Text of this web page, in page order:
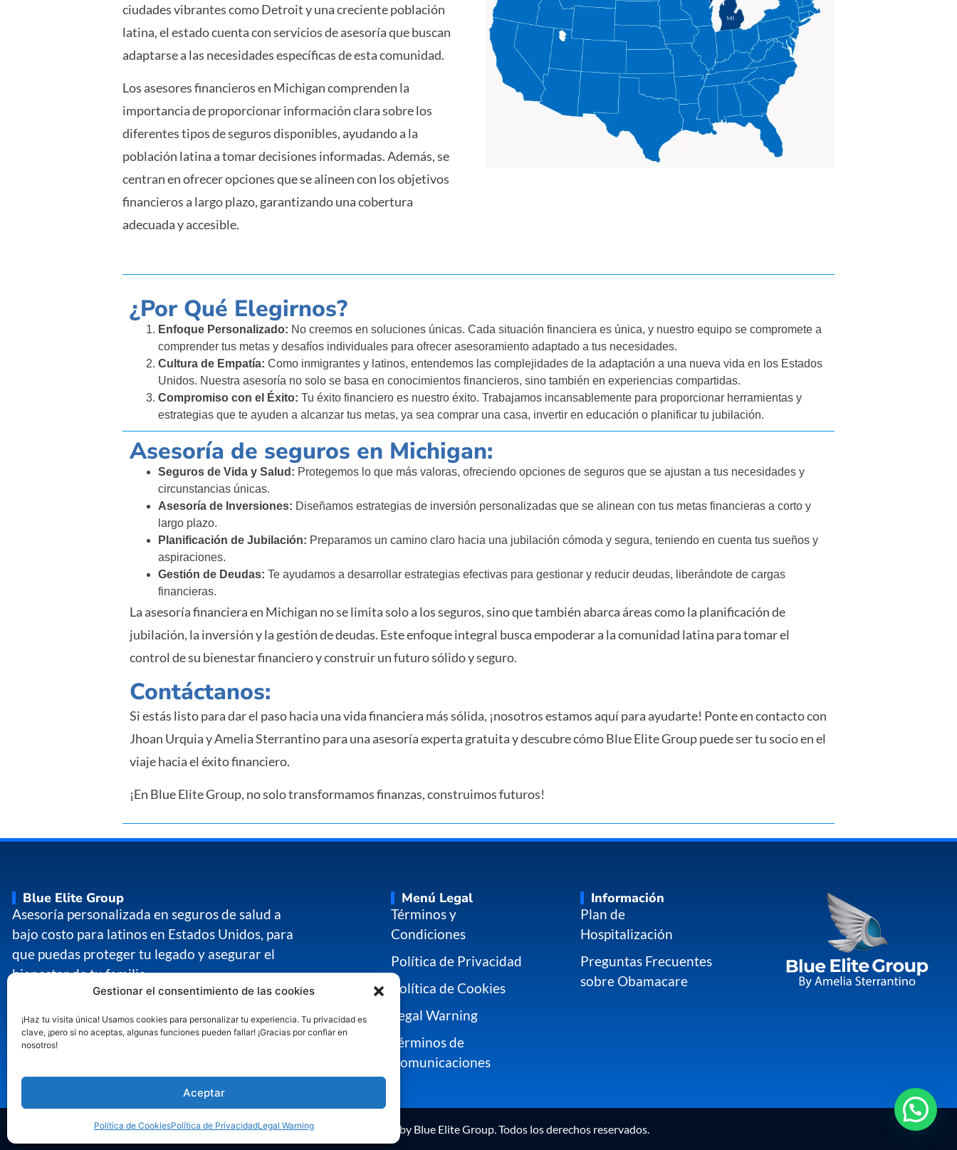
Gestionar el consentimiento de las cookies
¡Haz tu visita única! Usamos cookies para personalizar tu experiencia. Tu privacidad es
clave, ¡pero si no aceptas, algunas funciones pueden fallar! ¡Gracias por confiar en
nosotros!
Aceptar
Política de CookiesPolítica de PrivacidadLegal Warning
ciudades vibrantes como Detroit y una creciente población
latina, el estado cuenta con servicios de asesoría que buscan
adaptarse a las necesidades específicas de esta comunidad.
Los asesores financieros en Michigan comprenden la
importancia de proporcionar información clara sobre los
diferentes tipos de seguros disponibles, ayudando a la
población latina a tomar decisiones informadas. Además, se
centran en ofrecer opciones que se alineen con los objetivos
financieros a largo plazo, garantizando una cobertura
adecuada y accesible.
¿Por Qué Elegirnos?
Enfoque Personalizado: No creemos en soluciones únicas. Cada situación financiera es única, y nuestro equipo se compromete a
comprender tus metas y desafíos individuales para ofrecer asesoramiento adaptado a tus necesidades.
Cultura de Empatía: Como inmigrantes y latinos, entendemos las complejidades de la adaptación a una nueva vida en los Estados
Unidos. Nuestra asesoría no solo se basa en conocimientos financieros, sino también en experiencias compartidas.
Compromiso con el Éxito: Tu éxito financiero es nuestro éxito. Trabajamos incansablemente para proporcionar herramientas y
estrategias que te ayuden a alcanzar tus metas, ya sea comprar una casa, invertir en educación o planificar tu jubilación.
Asesoría de seguros en Michigan:
Seguros de Vida y Salud: Protegemos lo que más valoras, ofreciendo opciones de seguros que se ajustan a tus necesidades y
circunstancias únicas.
Asesoría de Inversiones: Diseñamos estrategias de inversión personalizadas que se alinean con tus metas financieras a corto y
largo plazo.
Planificación de Jubilación: Preparamos un camino claro hacia una jubilación cómoda y segura, teniendo en cuenta tus sueños y
aspiraciones.
Gestión de Deudas: Te ayudamos a desarrollar estrategias efectivas para gestionar y reducir deudas, liberándote de cargas
financieras.
La asesoría financiera en Michigan no se limita solo a los seguros, sino que también abarca áreas como la planificación de
jubilación, la inversión y la gestión de deudas. Este enfoque integral busca empoderar a la comunidad latina para tomar el
control de su bienestar financiero y construir un futuro sólido y seguro.
Contáctanos:
Si estás listo para dar el paso hacia una vida financiera más sólida, ¡nosotros estamos aquí para ayudarte! Ponte en contacto con
Jhoan Urquia y Amelia Sterrantino para una asesoría experta gratuita y descubre cómo Blue Elite Group puede ser tu socio en el
viaje hacia el éxito financiero.
¡En Blue Elite Group, no solo transformamos finanzas, construimos futuros!
Blue Elite Group
Asesoría personalizada en seguros de salud a
bajo costo para latinos en Estados Unidos, para
que puedas proteger tu legado y asegurar el
bienestar de tu familia.
Menú Legal
Términos y
Condiciones
Política de Privacidad
Política de Cookies
Legal Warning
Términos de
Comunicaciones
Información
Plan de
Hospitalización
Preguntas Frecuentes
sobre Obamacare
Copyright © 2025 by Blue Elite Group. Todos los derechos reservados.